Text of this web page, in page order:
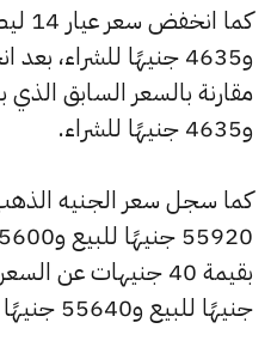
و4635 جنيهًا للشراء.
كما سجل سعر الجنيه
جنيهًا للبيع و55640 جنيهًا للشراء.